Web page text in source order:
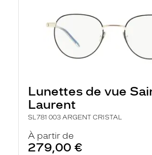
Lunettes de vue
Laurent
SL781 003 ARGENT CRISTAL
À partir de
279,00 €